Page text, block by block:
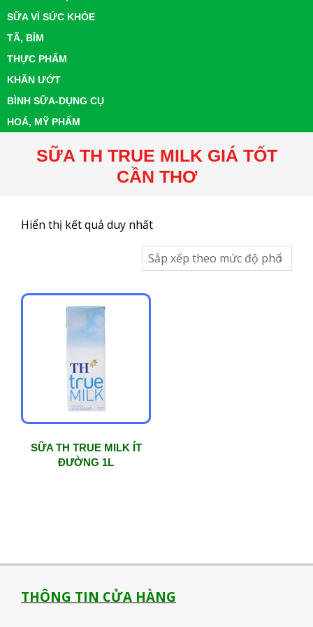
SỮA VÌ SỨC KHỎE
TÃ, BỈM
THỰC PHẨM
KHĂN ƯỚT
BÌNH SỮA-DỤNG CỤ
HOÁ, MỸ PHẨM
SỮA TH TRUE MILK GIÁ TỐT
CẦN THƠ
Hiển thị kết quả duy nhất
SỮA TH TRUE MILK ÍT
ĐƯỜNG 1L
THÔNG TIN CỬA HÀNG